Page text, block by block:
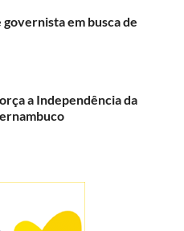
governista em busca de
a Independência da